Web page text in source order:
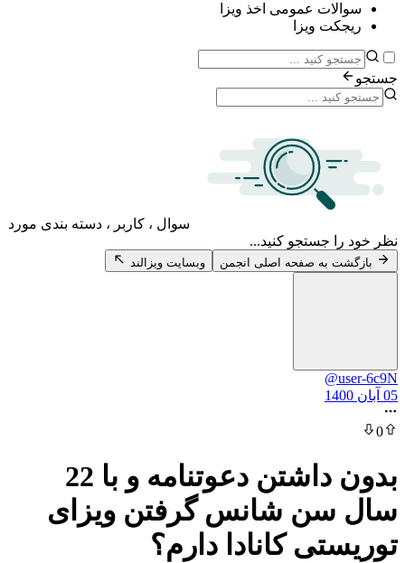
سوالات عمومی اخذ ویزا
ریجکت ویزا
جستجو
سوال ، کاربر ، دسته بندی مورد
نظر خود را جستجو کنید...
بازگشت به صفحه اصلی انجمن وبسایت ویزالند
@user-6c9N
05 آبان 1400
0
بدون داشتن دعوتنامه و با 22
سال سن شانس گرفتن ویزای
توریستی کانادا دارم؟